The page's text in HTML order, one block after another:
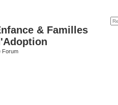
& Familles
Forum